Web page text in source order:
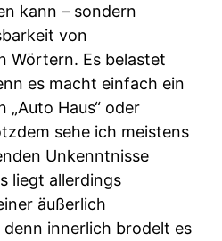
kann – sondern
von
Wörtern. Es belastet
es macht einfach ein
„Auto Haus“ oder
sehe ich meistens
Unkenntnisse
liegt allerdings
äußerlich
innerlich brodelt es